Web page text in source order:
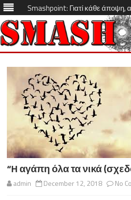
Smashpoint: Γιατί κάθε
Skip
“H αγάπη όλα τα νικά
admin December 12, 2018 No